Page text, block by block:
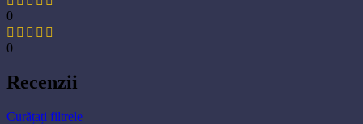
0
0
Recenzii
Curățați filtrele